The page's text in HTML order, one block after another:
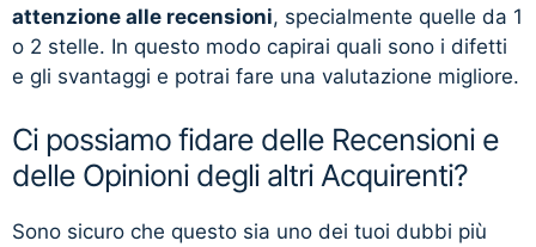
attenzione alle recensioni, specialmente quelle da 1
o 2 stelle. In questo modo capirai quali sono i difetti
e gli svantaggi e potrai fare una valutazione migliore.
Ci possiamo fidare delle Recensioni e
delle Opinioni degli altri Acquirenti?
Sono sicuro che questo sia uno dei tuoi dubbi più